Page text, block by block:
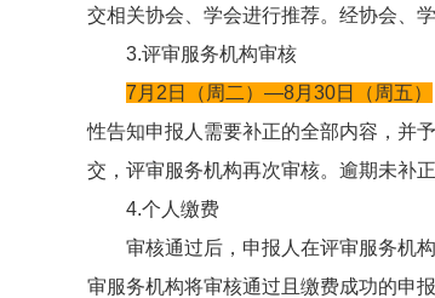
交相关协会、学会进行推荐。经协会、
3.评审服务机构审核
7月2日（周二）—8月30日（周五）
性告知申报人需要补正的全部内容，并
交，评审服务机构再次审核。逾期未补
4.个人缴费
审核通过后，申报人在评审服务机
审服务机构将审核通过且缴费成功的申